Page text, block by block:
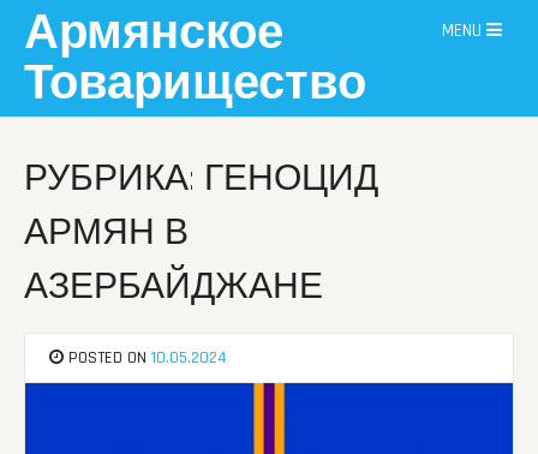
content
Армянское
Товарищество
MENU
РУБРИКА: ГЕНОЦИД
АРМЯН В
АЗЕРБАЙДЖАНЕ
POSTED ON10.05.2024